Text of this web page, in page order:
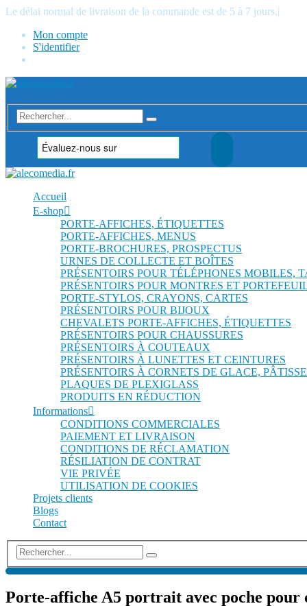
Le délai normal de livraison de la commande est de 5 à 7 jours.|
Mon compte
S'identifier
Accueil
E-shop
PORTE-AFFICHES, ÉTIQUETTES
PORTE-AFFICHES, MENUS
PORTE-BROCHURES, PROSPECTUS
URNES DE COLLECTE ET BOÎTES
PRÉSENTOIRS POUR TÉLÉPHONES MOBILES,
PRÉSENTOIRS POUR MONTRES ET
PORTE-STYLOS, CRAYONS, CARTES
PRÉSENTOIRS POUR BIJOUX
CHEVALETS PORTE-AFFICHES, ÉTIQUETTES
PRÉSENTOIRS POUR CHAUSSURES
PRÉSENTOIRS À COUTEAUX
PRÉSENTOIRS À LUNETTES ET CEINTURES
PRÉSENTOIRS À CORNETS DE GLACE,
PLAQUES DE PLEXIGLASS
PRODUITS EN RÉDUCTION
Informations
CONDITIONS COMMERCIALES
PAIEMENT ET LIVRAISON
CONDITIONS DE RÉCLAMATION
RÉSILIATION DE CONTRAT
VIE PRIVÉE
UTILISATION DE COOKIES
Projets clients
Blogs
Contact
Porte-affiche A5 portrait avec poche pour